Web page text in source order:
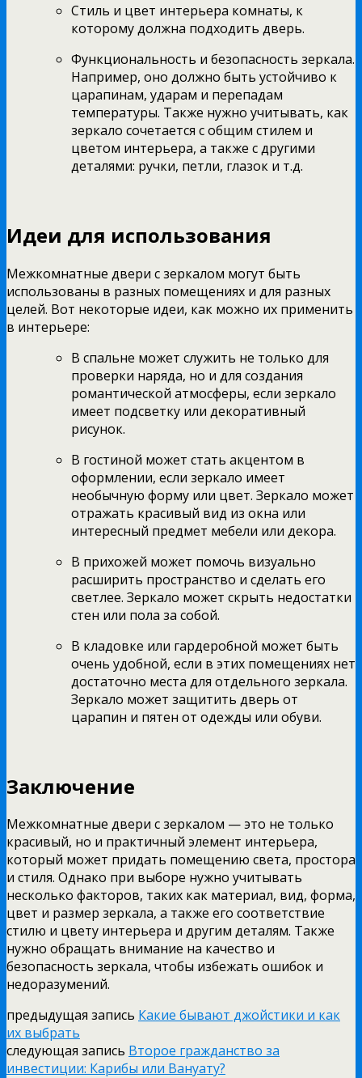
Стиль и цвет интерьера комнаты, к
которому должна подходить дверь.
Функциональность и безопасность зеркала.
Например, оно должно быть устойчиво к
царапинам, ударам и перепадам
температуры. Также нужно учитывать, как
зеркало сочетается с общим стилем и
цветом интерьера, а также с другими
деталями: ручки, петли, глазок и т.д.
Идеи для использования
Межкомнатные двери с зеркалом могут быть
использованы в разных помещениях и для разных
целей. Вот некоторые идеи, как можно их применить
в интерьере:
В спальне может служить не только для
проверки наряда, но и для создания
романтической атмосферы, если зеркало
имеет подсветку или декоративный
рисунок.
В гостиной может стать акцентом в
оформлении, если зеркало имеет
необычную форму или цвет. Зеркало может
отражать красивый вид из окна или
интересный предмет мебели или декора.
В прихожей может помочь визуально
расширить пространство и сделать его
светлее. Зеркало может скрыть недостатки
стен или пола за собой.
В кладовке или гардеробной может быть
очень удобной, если в этих помещениях нет
достаточно места для отдельного зеркала.
Зеркало может защитить дверь от
царапин и пятен от одежды или обуви.
Заключение
Межкомнатные двери с зеркалом — это не только
красивый, но и практичный элемент интерьера,
который может придать помещению света, простора
и стиля. Однако при выборе нужно учитывать
несколько факторов, таких как материал, вид, форма,
цвет и размер зеркала, а также его соответствие
стилю и цвету интерьера и другим деталям. Также
нужно обращать внимание на качество и
безопасность зеркала, чтобы избежать ошибок и
недоразумений.
предыдущая запись Какие бывают джойстики и как
их выбрать
следующая запись Второе гражданство за
инвестиции: Карибы или Вануату?